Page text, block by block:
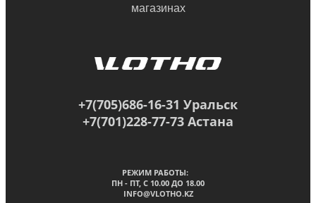
магазинах
+7(705)686-16-31 Уральск
+7(701)228-77-73 Астана
РЕЖИМ РАБОТЫ:
ПН - ПТ, C 10.00 ДО 18.00
INFO@VLOTHO.KZ